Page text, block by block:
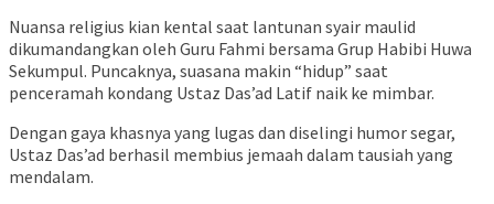
Nuansa religius kian kental saat lantunan syair maulid
dikumandangkan oleh Guru Fahmi bersama Grup Habibi Huwa
Sekumpul. Puncaknya, suasana makin “hidup” saat
penceramah kondang Ustaz Das’ad Latif naik ke mimbar.
Dengan gaya khasnya yang lugas dan diselingi humor segar,
Ustaz Das’ad berhasil membius jemaah dalam tausiah yang
mendalam.